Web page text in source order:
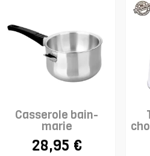
Casserole bain-
marie
28,95 €